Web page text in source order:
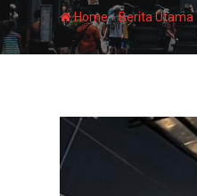
Home-Berita Utama